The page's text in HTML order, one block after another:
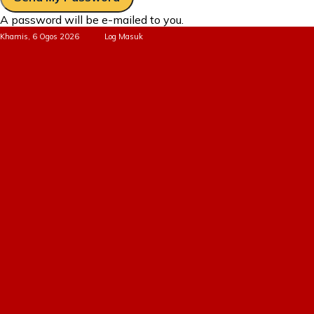
A password will be e-mailed to you.
Khamis, 6 Ogos 2026 Log Masuk